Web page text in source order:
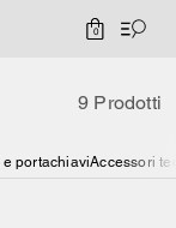
0
9 Prodotti
portachiaviAccessori